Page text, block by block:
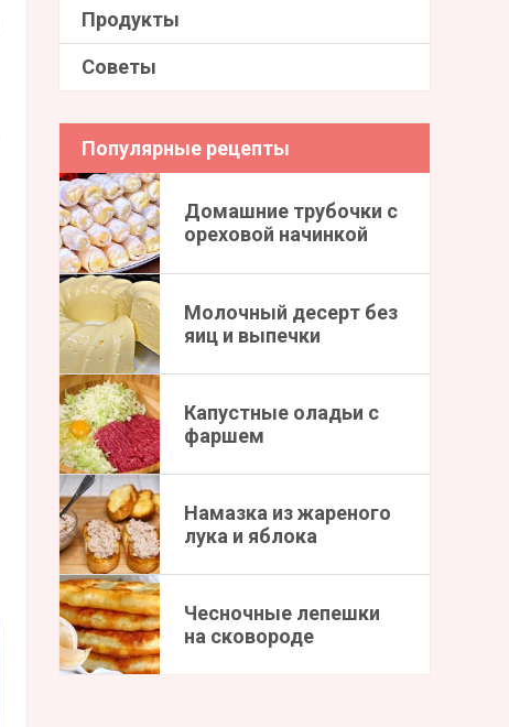
Продукты
Советы
Популярные рецепты
Домашние трубочки с
ореховой начинкой
Молочный десерт без
яиц и выпечки
Капустные оладьи с
фаршем
Намазка из жареного
лука и яблока
Чесночные лепешки
на сковороде